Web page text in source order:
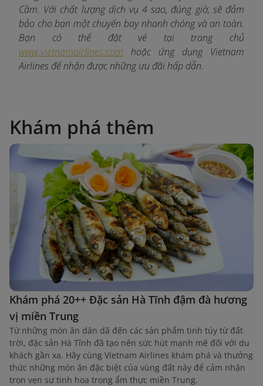
Cầm. Với chất lượng dịch vụ 4 sao, đúng giờ, sẽ đảm
bảo cho bạn một chuyến bay nhanh chóng và an toàn.
Bạn có thể đặt vé tại trang chủ
www.vietnamairlines.com hoặc ứng dụng Vietnam
Airlines để nhận được những ưu đãi hấp dẫn.
Khám phá thêm
Khám phá 20++ Đặc sản Hà Tĩnh đậm đà hương
vị miền Trung
Từ những món ăn dân dã đến các sản phẩm tinh túy từ đất
trời, đặc sản Hà Tĩnh đã tạo nên sức hút mạnh mẽ đối với du
khách gần xa. Hãy cùng Vietnam Airlines khám phá và thưởng
thức những món ăn đặc biệt của vùng đất này để cảm nhận
trọn vẹn sự tinh hoa trong ẩm thực miền Trung.